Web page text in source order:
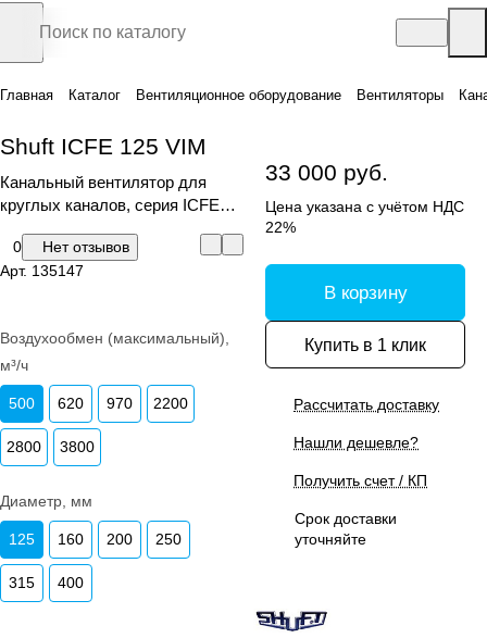
Главная Каталог Вентиляционное оборудование Вентиляторы
Shuft ICFE 125 VIM
Канальный вентилятор для
круглых каналов, серия ICFE
0
Нет отзывов
Арт. 135147
Воздухообмен (максимальный),
м³/ч
500 620 970 2200
2800 3800
Диаметр, мм
125 160 200 250
315 400
33 000 руб.
Цена указана с учётом НДС
22%
В корзину
Купить в 1 клик
Рассчитать доставку
Нашли дешевле?
Получить счет / КП
Срок доставки
уточняйте